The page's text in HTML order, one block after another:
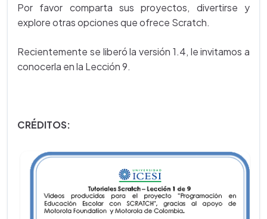
Por favor comparta sus proyectos, divertirse y
explore otras opciones que ofrece Scratch.
Recientemente se liberó la versión 1.4, le invitamos a
conocerla en la Lección 9.
CRÉDITOS: